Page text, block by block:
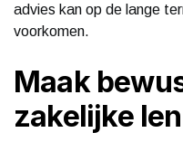
advies kan op de lange
voorkomen.
Maak
zakelijke